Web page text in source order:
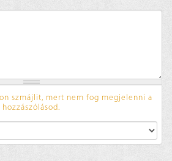
szmájlit, mert nem fog megjelenni a
hozzászólásod.